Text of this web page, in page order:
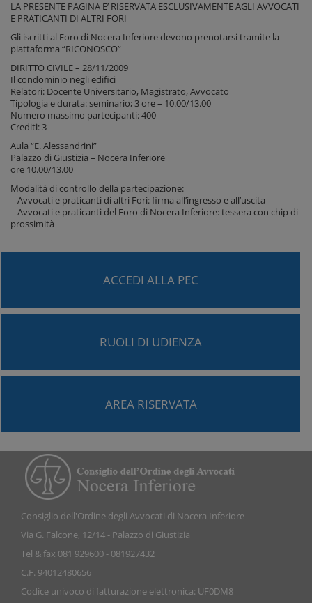
LA PRESENTE PAGINA E’ RISERVATA ESCLUSIVAMENTE AGLI AVVOCATI
E PRATICANTI DI ALTRI FORI
Gli iscritti al Foro di Nocera Inferiore devono prenotarsi tramite la
piattaforma “RICONOSCO”
DIRITTO CIVILE – 28/11/2009
Il condominio negli edifici
Relatori: Docente Universitario, Magistrato, Avvocato
Tipologia e durata: seminario; 3 ore – 10.00/13.00
Numero massimo partecipanti: 400
Crediti: 3
Aula “E. Alessandrini”
Palazzo di Giustizia – Nocera Inferiore
ore 10.00/13.00
Modalità di controllo della partecipazione:
– Avvocati e praticanti di altri Fori: firma all’ingresso e all’uscita
– Avvocati e praticanti del Foro di Nocera Inferiore: tessera con chip di
prossimità
ACCEDI ALLA PEC
RUOLI DI UDIENZA
AREA RISERVATA
Consiglio dell'Ordine degli Avvocati di Nocera Inferiore
Via G. Falcone, 12/14 - Palazzo di Giustizia
Tel & fax 081 929600 - 081927432
C.F. 94012480656
Codice univoco di fatturazione elettronica: UF0DM8